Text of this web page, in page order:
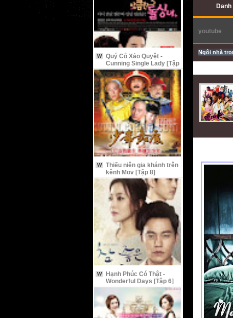
W
Quý Cô Xảo Quyệt -
Cunning Single Lady [Tập
9 Vietsub]
W
Thiếu niên gia khánh trên
kênh Mov [Tập 8]
W
Hạnh Phúc Có Thật -
Wonderful Days [Tập 6]
youtube
Ngôi nhà